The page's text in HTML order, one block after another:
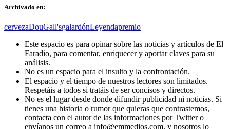
Archivado en:
cervezaDouGall'sgalardónLeyendapremio
Este espacio es para opinar sobre las noticias y artículos de El
Faradio, para comentar, enriquecer y aportar claves para su
análisis.
No es un espacio para el insulto y la confrontación.
El espacio y el tiempo de nuestros lectores son limitados.
Respetáis a todos si tratáis de ser concisos y directos.
No es el lugar desde donde difundir publicidad ni noticias. Si
tienes una historia o rumor que quieras que contrastemos,
contacta con el autor de las informaciones por Twitter o
envíanos un correo a info@emmedios.com, y nosotros lo